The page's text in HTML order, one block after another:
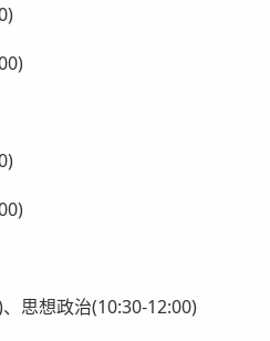
思想政治(10:30-12:00)